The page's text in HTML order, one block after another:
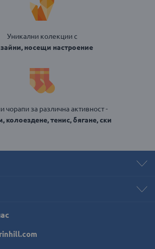
Уникални колекции с
носещи настроение
чорапи за различна активност -
колоездене, тенис, бягане, ски